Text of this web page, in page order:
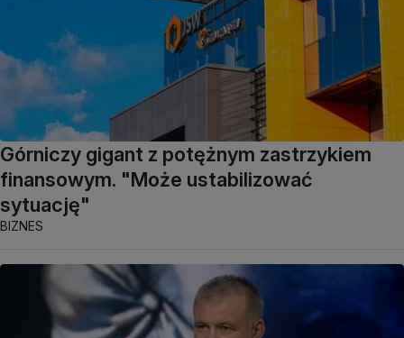
Górniczy gigant z potężnym zastrzykiem
finansowym. "Może ustabilizować
sytuację"
BIZNES